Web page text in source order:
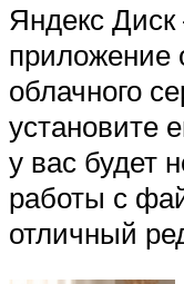
Яндекс
приложение
облачного
установите
у вас будет
работы с
отличный